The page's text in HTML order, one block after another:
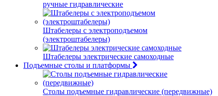
ручные гидравлические
Штабелеры с электроподъемом
(электроштабелеры)
Штабелеры электрические самоходные
Подъемные столы и платформы
Столы подъемные гидравлические (передвижные)